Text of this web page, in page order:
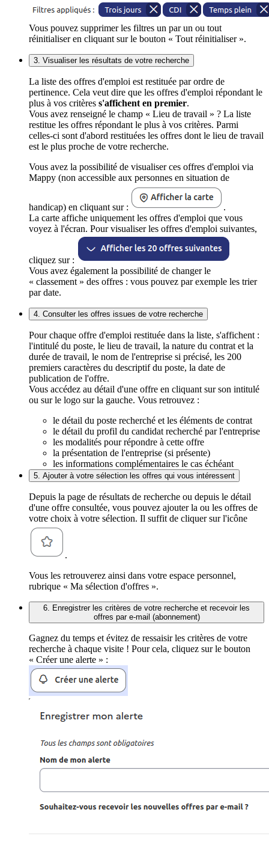
Vous pouvez supprimer les filtres un par un ou tout
réinitialiser en cliquant sur le bouton « Tout réinitialiser ».
3. Visualiser les résultats de votre recherche
La liste des offres d'emploi est restituée par ordre de
pertinence. Cela veut dire que les offres d'emploi répondant le
plus à vos critères s'affichent en premier.
Vous avez renseigné le champ « Lieu de travail » ? La liste
restitue les offres répondant le plus à vos critères. Parmi
celles-ci sont d'abord restituées les offres dont le lieu de travail
est le plus proche de votre recherche.
Vous avez la possibilité de visualiser ces offres d'emploi via
Mappy (non accessible aux personnes en situation de
handicap) en cliquant sur :
.
La carte affiche uniquement les offres d'emploi que vous
voyez à l'écran. Pour visualiser les offres d'emploi suivantes,
cliquez sur :
Vous avez également la possibilité de changer le
« classement » des offres : vous pouvez par exemple les trier
par date.
4. Consulter les offres issues de votre recherche
Pour chaque offre d'emploi restituée dans la liste, s'affichent :
l'intitulé du poste, le lieu de travail, la nature du contrat et la
durée de travail, le nom de l'entreprise si précisé, les 200
premiers caractères du descriptif du poste, la date de
publication de l'offre.
Vous accédez au détail d'une offre en cliquant sur son intitulé
ou sur le logo sur la gauche. Vous retrouvez :
le détail du poste recherché et les éléments de contrat
le détail du profil du candidat recherché par l'entreprise
les modalités pour répondre à cette offre
la présentation de l'entreprise (si présente)
les informations complémentaires le cas échéant
5. Ajouter à votre sélection les offres qui vous intéressent
Depuis la page de résultats de recherche ou depuis le détail
d'une offre consultée, vous pouvez ajouter la ou les offres de
votre choix à votre sélection. Il suffit de cliquer sur l'icône
.
Vous les retrouverez ainsi dans votre espace personnel,
rubrique « Ma sélection d'offres ».
6. Enregistrer les critères de votre recherche et recevoir les
offres par e-mail (abonnement)
Gagnez du temps et évitez de ressaisir les critères de votre
recherche à chaque visite ! Pour cela, cliquez sur le bouton
« Créer une alerte » :